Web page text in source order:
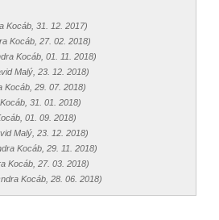
Kocáb, 31. 12. 2017)
Kocáb, 27. 02. 2018)
Kocáb, 01. 11. 2018)
Malý, 23. 12. 2018)
Kocáb, 29. 07. 2018)
31. 01. 2018)
01. 09. 2018)
Malý, 23. 12. 2018)
Kocáb, 29. 11. 2018)
Kocáb, 27. 03. 2018)
Kocáb, 28. 06. 2018)